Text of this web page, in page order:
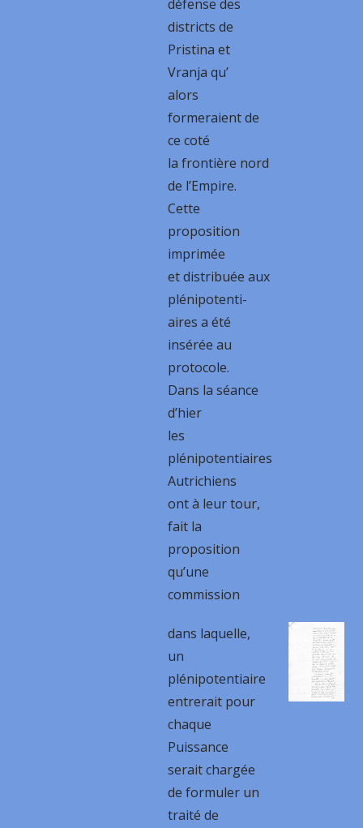
défense des
districts de
Pristina et
Vranja qu’
alors
formeraient de
ce coté
la frontière nord
de l’Empire.
Cette
proposition
imprimée
et distribuée aux
plénipotenti-
aires a été
insérée au
protocole.
Dans la séance
d’hier
les
plénipotentiaires
Autrichiens
ont à leur tour,
fait la
proposition
qu’une
commission
dans laquelle,
un
plénipotentiaire
entrerait pour
chaque
Puissance
serait chargée
de formuler un
traité de